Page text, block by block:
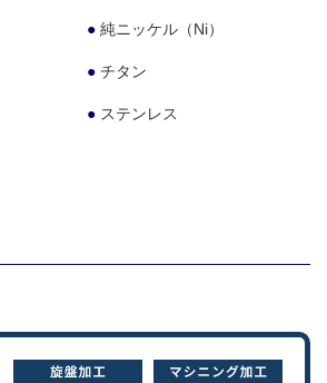
純ニッケル（Ni）
チタン
ステンレス